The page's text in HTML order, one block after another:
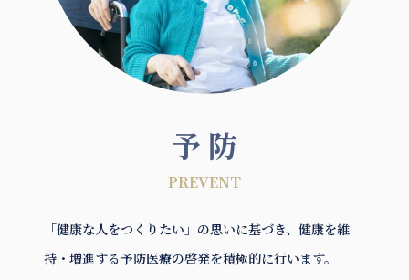
予 防
PREVENT
「健康な人をつくりたい」の思いに基づき、健康を維
持・増進する予防医療の啓発を積極的に行います。